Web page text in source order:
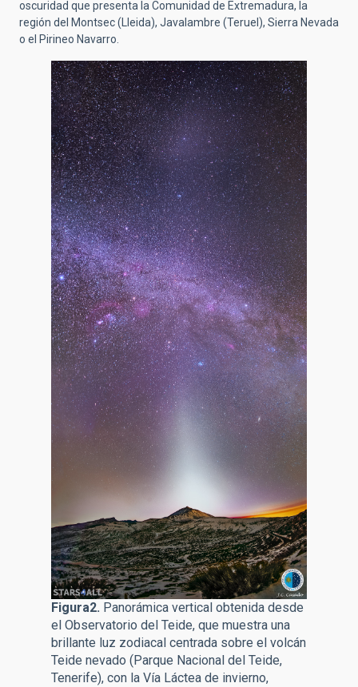
oscuridad que presenta la Comunidad de Extremadura, la
región del Montsec (Lleida), Javalambre (Teruel), Sierra Nevada
o el Pirineo Navarro.
Figura2. Panorámica vertical obtenida desde
el Observatorio del Teide, que muestra una
brillante luz zodiacal centrada sobre el volcán
Teide nevado (Parque Nacional del Teide,
Tenerife), con la Vía Láctea de invierno,